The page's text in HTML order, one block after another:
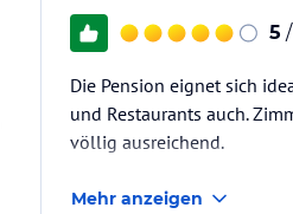
5
Die Pension eignet sich
und Restaurants auch.
völlig ausreichend.
Mehr anzeigen